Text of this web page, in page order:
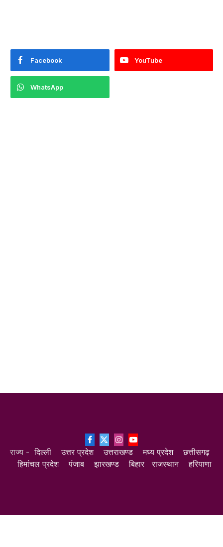
Facebook YouTube
WhatsApp
Facebook
X
(Twitter)
InstagramYouTube
राज्य -दिल्ली उत्तर प्रदेश उत्तराखण्ड मध्य प्रदेश
छत्तीसगढ़
हिमांचल प्रदेश
पंजाब झारखण्ड बिहार राजस्थान हरियाणा